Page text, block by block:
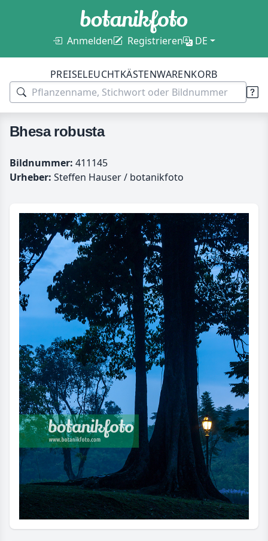
Anmelden Registrieren DE
PREISELEUCHTKÄSTENWARENKORB
Bhesa robusta
Bildnummer: 411145
Urheber: Steffen Hauser / botanikfoto